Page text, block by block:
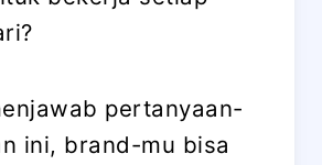
pertanyaan-
ini, brand-mu bisa